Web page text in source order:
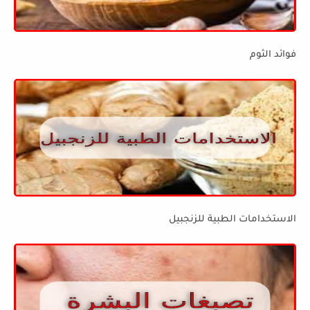
فوائد الثوم
الاستخدامات الطبية للزنجبيل